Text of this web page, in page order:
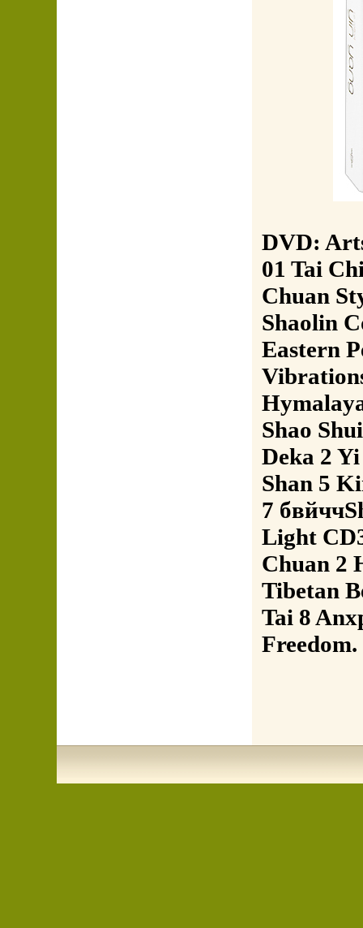
DVD:
01 Tai
Chuan
Shaolin
Eastern
Shao
Deka 2
Shan 5
7
Light
Chuan 2
Tibetan
Tai 8
Freedom.